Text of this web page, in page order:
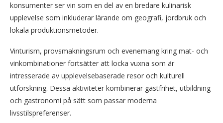
konsumenter ser vin som en del av en bredare kulinarisk
upplevelse som inkluderar lärande om geografi, jordbruk och
lokala produktionsmetoder.
Vinturism, provsmakningsrum och evenemang kring mat- och
vinkombinationer fortsätter att locka vuxna som är
intresserade av upplevelsebaserade resor och kulturell
utforskning. Dessa aktiviteter kombinerar gästfrihet, utbildning
och gastronomi på sätt som passar moderna
livsstilspreferenser.